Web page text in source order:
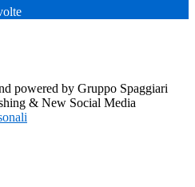
powered by Gruppo Spaggiari
& New Social Media